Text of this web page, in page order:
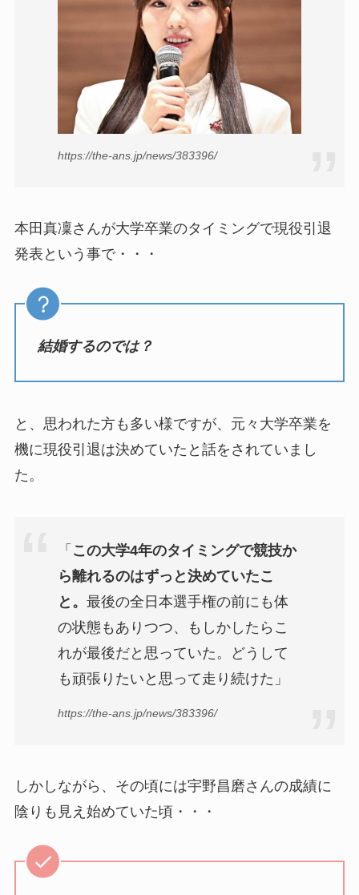
https://the-ans.jp/news/383396/
本田真凜さんが大学卒業のタイミングで現役引退
発表という事で・・・
結婚するのでは？
と、思われた方も多い様ですが、元々大学卒業を
機に現役引退は決めていたと話をされていまし
た。
「 この大学4年のタイミングで競技か
ら離れるのはずっと決めていたこ
と。 最後の全日本選手権の前にも体
の状態もありつつ、もしかしたらこ
れが最後だと思っていた。どうして
も頑張りたいと思って走り続けた」
https://the-ans.jp/news/383396/
しかしながら、その頃には宇野昌磨さんの成績に
陰りも見え始めていた頃・・・